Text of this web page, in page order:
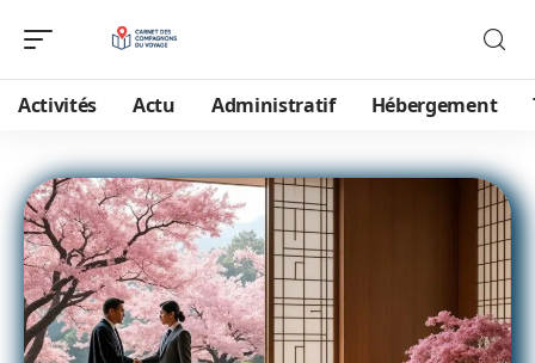
Activités Actu Administratif Hébergement